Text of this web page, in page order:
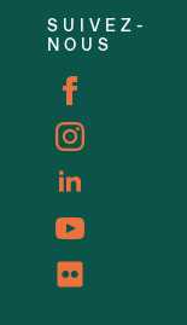
SUIVEZ-
NOUS